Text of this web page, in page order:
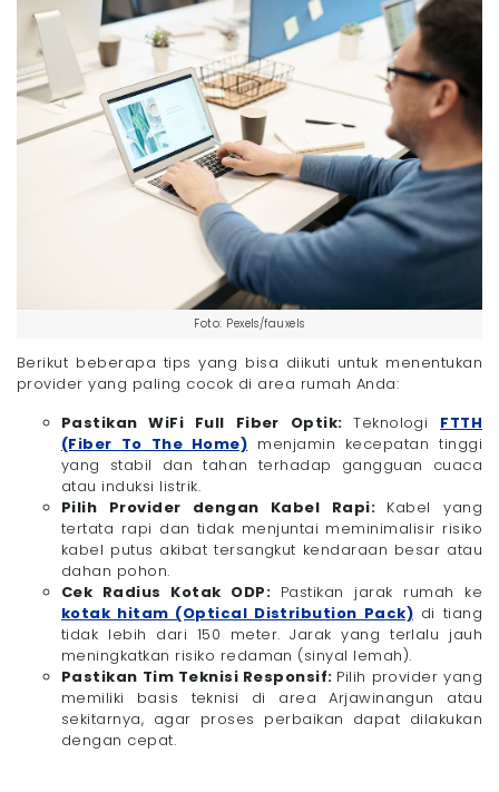
Foto: Pexels/fauxels
Berikut beberapa tips yang bisa diikuti untuk menentukan
provider yang paling cocok di area rumah Anda:
Pastikan WiFi Full Fiber Optik:Teknologi FTTH
(Fiber To The Home) menjamin kecepatan tinggi
yang stabil dan tahan terhadap gangguan cuaca
atau induksi listrik.
Pilih Provider dengan Kabel Rapi: Kabel yang
tertata rapi dan tidak menjuntai meminimalisir risiko
kabel putus akibat tersangkut kendaraan besar atau
dahan pohon.
Cek Radius Kotak ODP: Pastikan jarak rumah ke
kotak hitam (Optical Distribution Pack) di tiang
tidak lebih dari 150 meter. Jarak yang terlalu jauh
meningkatkan risiko redaman (sinyal lemah).
Pastikan Tim Teknisi Responsif: Pilih provider yang
memiliki basis teknisi di area Arjawinangun atau
sekitarnya, agar proses perbaikan dapat dilakukan
dengan cepat.